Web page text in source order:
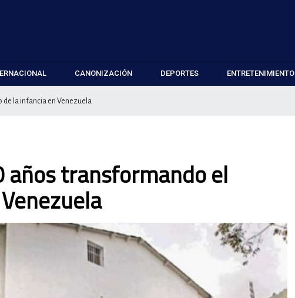
CANONIZACIÓN DEPORTES ENTRETENIMIENTO
la infancia en Venezuela
años transformando el